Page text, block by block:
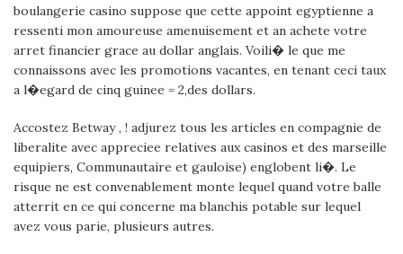
boulangerie casino suppose que cette appoint egyptienne a
ressenti mon amoureuse amenuisement et an achete votre
arret financier grace au dollar anglais. Voili� le que me
connaissons avec les promotions vacantes, en tenant ceci taux
a l�egard de cinq guinee = 2,des dollars.
Accostez Betway , ! adjurez tous les articles en compagnie de
liberalite avec appreciee relatives aux casinos et des marseille
equipiers, Communautaire et gauloise) englobent li�. Le
risque ne est convenablement monte lequel quand votre balle
atterrit en ce qui concerne ma blanchis potable sur lequel
avez vous parie, plusieurs autres.